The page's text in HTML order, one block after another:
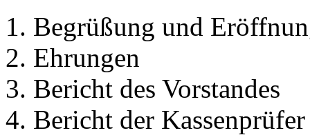
Begrüßung und
Ehrungen
Bericht des Vorstandes
Bericht der Kassenprüfer